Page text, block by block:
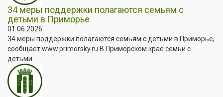
34 меры поддержки полагаются семьям с
детьми в Приморье
01.06.2026
34 меры поддержки полагаются семьям с детьми в Приморье,
сообщает www.primorsky.ru В Приморском крае семьи с
детьми...